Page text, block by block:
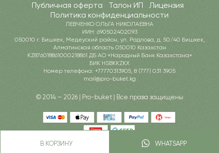
В КОРЗИНУ WHATSAPP
Публичная оферта Талон ИП
Лицензия
Политика конфиденциальности
ЛЕВЧЕНКО ОЛЬГА НИКОЛАЕВНА
ИИН: 690502402093
050010 г. Бишкек, Медеуский район, ул. Радлова, д. 50/40 Бишкек,
Алматинская область 050010 Казахстан
KZ876018861000218861 ДБ АО «Народный Банк Казахстана»
БИК HSBKKZKX
Номер телефона: +77770313905, 8 (777) 031 3905
mail@pro-buket.kg
© 2014 — 2026 | Pro-buket | Все права защищены